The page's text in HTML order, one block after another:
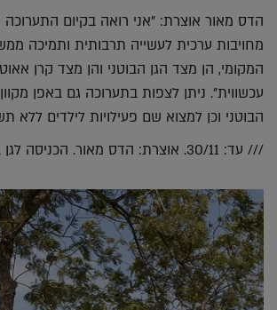
הדס מאור אוצרת: "אני רואה בקיום
מחויבות ערכית לעשייה תרבותית ותמיכה
המקומי, הן מצד הגן הבוטני והן מצד קרן
עכשווית". ניתן לצפות בתערוכה גם באפן
הבוטני וכן למצוא שם פעילויות לילדים ללא
/// עד: 30/11. אוצרת: הדס מאור. הכניסה לגן בתשלום.